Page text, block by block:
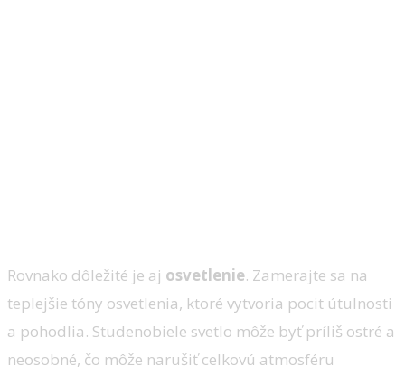
Rovnako dôležité je aj osvetlenie. Zamerajte sa na
teplejšie tóny osvetlenia, ktoré vytvoria pocit útulnosti
a pohodlia. Studenobiele svetlo môže byť príliš ostré a
neosobné, čo môže narušiť celkovú atmosféru